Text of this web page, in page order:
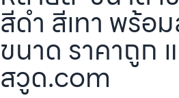
สีดำ สีเทา พร้อ
ขนาด ราคาถูก
สวูด.com